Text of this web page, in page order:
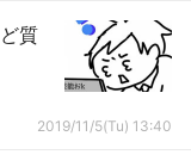
質
2019/11/5(Tu) 13:40